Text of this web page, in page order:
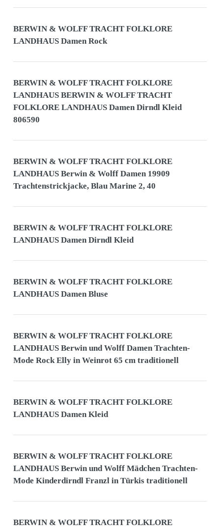
BERWIN & WOLFF TRACHT FOLKLORE
LANDHAUS Damen Rock
BERWIN & WOLFF TRACHT FOLKLORE
LANDHAUS BERWIN & WOLFF TRACHT
FOLKLORE LANDHAUS Damen Dirndl Kleid
806590
BERWIN & WOLFF TRACHT FOLKLORE
LANDHAUS Berwin & Wolff Damen 19909
Trachtenstrickjacke, Blau Marine 2, 40
BERWIN & WOLFF TRACHT FOLKLORE
LANDHAUS Damen Dirndl Kleid
BERWIN & WOLFF TRACHT FOLKLORE
LANDHAUS Damen Bluse
BERWIN & WOLFF TRACHT FOLKLORE
LANDHAUS Berwin und Wolff Damen Trachten-
Mode Rock Elly in Weinrot 65 cm traditionell
BERWIN & WOLFF TRACHT FOLKLORE
LANDHAUS Damen Kleid
BERWIN & WOLFF TRACHT FOLKLORE
LANDHAUS Berwin und Wolff Mädchen Trachten-
Mode Kinderdirndl Franzl in Türkis traditionell
BERWIN & WOLFF TRACHT FOLKLORE